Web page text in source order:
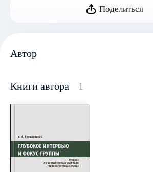
Поделиться
Автор
Книги автора 1